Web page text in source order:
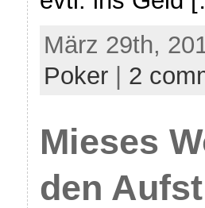
März 29th,
Poker| 2
Mieses
den